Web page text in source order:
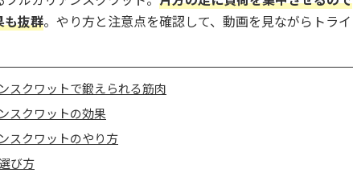
も抜群。やり方と注意点を確認して、動画を見ながらトライ
スクワットで鍛えられる筋肉
スクワットの効果
スクワットのやり方
び方